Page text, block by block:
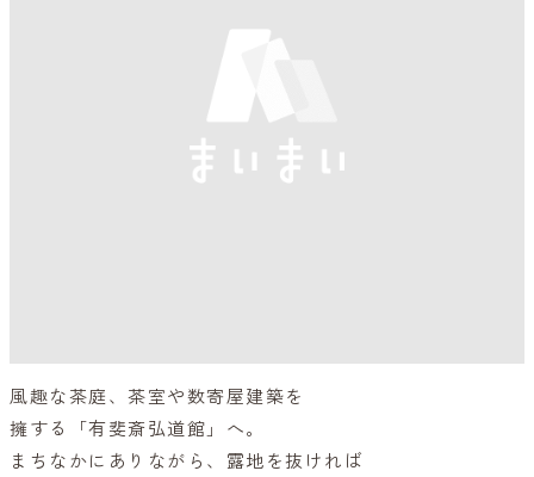
風趣な茶庭、茶室や数寄屋建築を
擁する「有斐斎弘道館」へ。
まちなかにありながら、露地を抜ければ